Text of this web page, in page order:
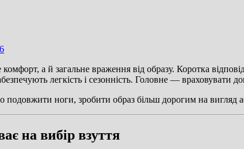
а й загальне враження від образу. Коротка
легкість і сезонність. Головне — враховувати
подовжити ноги, зробити образ більш дорогим на
на вибір взуття